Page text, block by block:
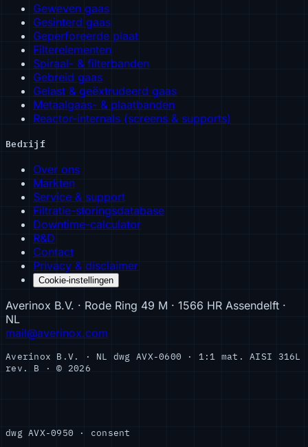
Geweven gaas
Gesinterd gaas
Geperforeerde plaat
Filterelementen
Spiraal- & filterbanden
Gebreid gaas
Gelast & geëxtrudeerd gaas
Metaalgaas- & plaatbanden
Reactor-internals (screens & supports)
Bedrijf
Over ons
Markten
Service & support
Filtratie-storingsdatabase
Downtime-calculator
R&D
Contact
Privacy & disclaimer
Cookie-instellingen
Averinox B.V. · Rode Ring 49 M · 1566 HR Assendelft ·
NL
mail@averinox.com
Averinox B.V. · NL dwg AVX-0600 · 1:1 mat. AISI 316L
rev. B · © 2026
dwg AVX-0950 · consent